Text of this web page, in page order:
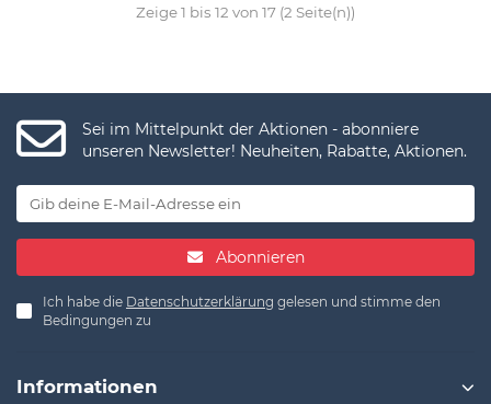
Zeige 1 bis 12 von 17 (2 Seite(n))
Sei im Mittelpunkt der Aktionen - abonniere
unseren Newsletter! Neuheiten, Rabatte, Aktionen.
Abonnieren
Ich habe die Datenschutzerklärung gelesen und stimme den
Bedingungen zu
Informationen